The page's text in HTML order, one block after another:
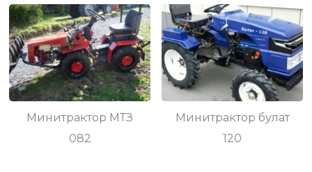
Минитрактор МТЗ
082
Минитрактор булат
120